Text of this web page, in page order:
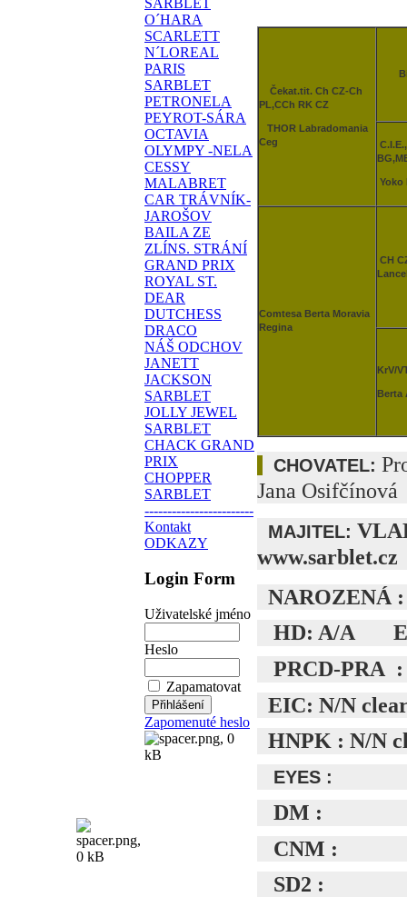
SARBLET
O´HARA
SCARLETT
N´LOREAL
PARIS
SARBLET
PETRONELA
PEYROT-SÁRA
OCTAVIA
OLYMPY -NELA
CESSY
MALABRET
CAR TRÁVNÍK-
JAROŠOV
BAILA ZE
ZLÍNS. STRÁNÍ
GRAND PRIX
ROYAL ST.
DEAR
DUTCHESS
DRACO
NÁŠ ODCHOV
JANETT
JACKSON
SARBLET
JOLLY JEWEL
SARBLET
CHACK GRAND
PRIX
CHOPPER
SARBLET
------------------------
Kontakt
ODKAZY
Login Form
Uživatelské jméno
Heslo
Zapamatovat
Zapomenuté heslo
Čekat.tit. Ch CZ-Ch
PL,CCh RK CZ
THOR Labradomania
Ceg
Big
Yoko
Comtesa Berta Moravia
Regina
CH
KrV/
Berta
CHOVATEL:
Jana Osifčínová
MAJITEL:
www.sarblet.cz
NAROZENÁ :
HD: A/A
PRCD-PRA
EIC: N/N
HNPK : N/N
EYES :
DM :
CNM :
SD2 :